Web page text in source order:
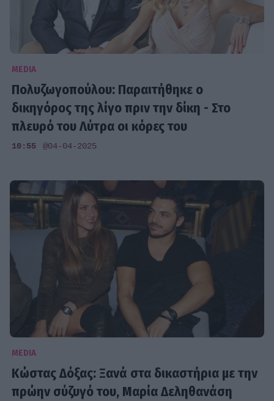
MEDIA
Πολυζωγοπούλου: Παραιτήθηκε ο
δικηγόρος της λίγο πριν την δίκη - Στο
πλευρό του Λύτρα οι κόρες του
10:55 @04-04-2025
MEDIA
Κώστας Δόξας: Ξανά στα δικαστήρια με την
πρώην σύζυγό του, Μαρία Δεληθανάση